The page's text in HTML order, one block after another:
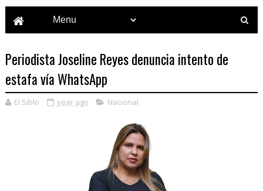
Periodista Joseline Reyes denuncia intento de
estafa vía WhatsApp
El Siblo year ago Nacional